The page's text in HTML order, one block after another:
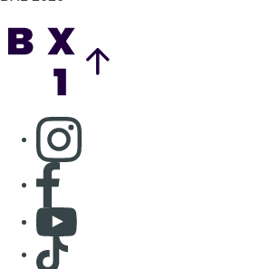
Consulter page Instagram
Consulter page Facebook
Consulter Youtube
Consulter TikTok